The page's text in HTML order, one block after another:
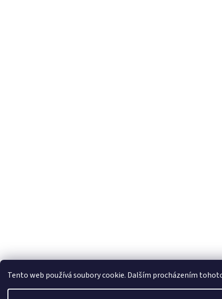
Tento web používá soubory cookie. Dalším procházením